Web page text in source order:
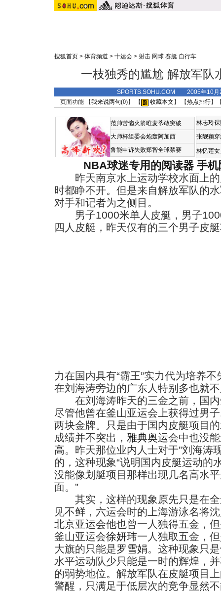
搜狐首页 > 体育频道 > 十运会 > 射击 网球 赛艇 自行车
一枝独秀的尴尬 解放军队
SPORTS.SOHU.COM 2005年10
页面功能 【我来说两句(0)】 【 收藏本文 】 【热点排行】
范帅苦恼火箭唯麦蒂敢突破
大师杯组委会炮轰阿加西
鲁能申诉失败郑智全球禁赛
林志玲
张靓颖
林忆莲
NBA球迷专用的阅读器 手
昨天南京水上运动学校水面上的
时都睁不开。但是来自解放军队的
对手和记者为之侧目。
男子1000米单人皮艇，男子
四人皮艇，昨天仅有的三个男子皮
力在国内具有“霸王”实力代为培养
在刘海涛旁边的广东人特别多也就
在刘海涛昨天的三金之前，国内
尽管他曾在釜山亚运会上获得过男
两块金牌。只是由于国内皮艇项目
成绩并不突出， 雅典奥运会中也没
高。昨天那位业内人士对于”刘海涛
的，这种现象“说明国内皮艇运动的
没能像划艇项目那样出现几名高水
面。”
其实，这样的现象原先只是在全
见不鲜，六运会时的上海游泳名将
北京亚运会他也曾一人独得五金，
釜山亚运会徐妍玮一人独取五金，
大旗的只能是罗雪娟。这种现象只
水平运动队少只能是一时的辉煌，
的弱势地位。解放军队在皮艇项目
警醒，只满足于低层次的竞争显然